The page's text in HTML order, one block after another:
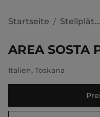
Startseite / Stellplätze
AREA SOSTA
Italien, Toskana